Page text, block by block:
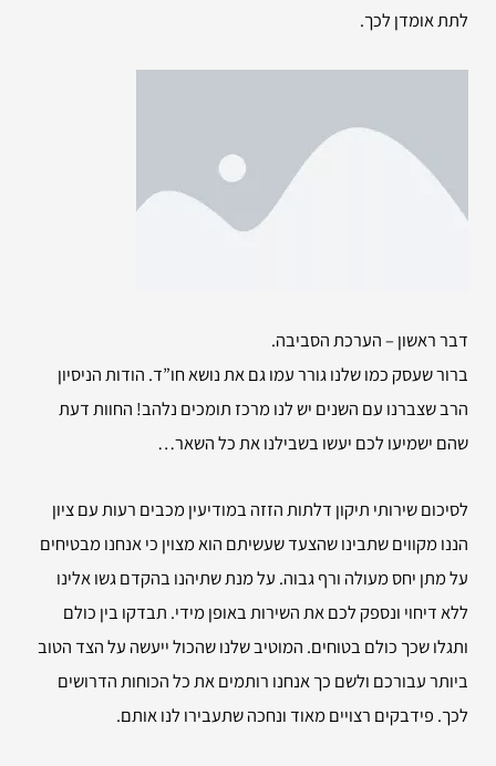
לתת אומדן לכך.
דבר ראשון – הערכת הסביבה.
ברור שעסק כמו שלנו גורר עמו גם את נושא חו”ד. הודות הניסיון
הרב שצברנו עם השנים יש לנו מרכז תומכים נלהב! החוות דעת
שהם ישמיעו לכם יעשו בשבילנו את כל השאר…
לסיכום שירותי תיקון דלתות הזזה במודיעין מכבים רעות עם ציון
הננו מקווים שתבינו שהצעד שעשיתם הוא מצוין כי אנחנו מבטיחים
על מתן יחס מעולה ורף גבוה. על מנת שתיהנו בהקדם גשו אלינו
ללא דיחוי ונספק לכם את השירות באופן מידי. תבדקו בין כולם
ותגלו שכך כולם בטוחים. המוטיב שלנו שהכול ייעשה על הצד הטוב
ביותר עבורכם ולשם כך אנחנו רותמים את כל הכוחות הדרושים
לכך. פידבקים רצויים מאוד ונחכה שתעבירו לנו אותם.